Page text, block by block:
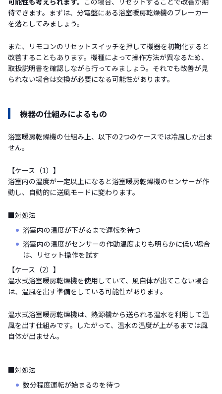
待できます。まずは、分電盤にある浴室暖房乾燥機のブレーカー
を落としてみましょう。
また、リモコンのリセットスイッチを押して機器を初期化すると
改善することもあります。機種によって操作方法が異なるため、
取扱説明書を確認しながら行ってみましょう。それでも改善が見
られない場合は交換が必要になる可能性があります。
機器の仕組みによるもの
浴室暖房乾燥機の仕組み上、以下の2つのケースでは冷風しか出ま
せん。
【ケース（1）】
浴室内の温度が一定以上になると浴室暖房乾燥機のセンサーが作
動し、自動的に送風モードに変わります。
■対処法
浴室内の温度が下がるまで運転を待つ
浴室内の温度がセンサーの作動温度よりも明らかに低い場合
は、リセット操作を試す
【ケース（2）】
温水式浴室暖房乾燥機を使用していて、風自体が出てこない場合
は、温風を出す準備をしている可能性があります。
温水式浴室暖房乾燥機は、熱源機から送られる温水を利用して温
風を出す仕組みです。したがって、温水の温度が上がるまでは風
自体が出ません。
■対処法
数分程度運転が始まるのを待つ